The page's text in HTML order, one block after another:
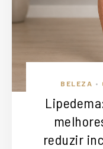
BELEZA •
reduzir